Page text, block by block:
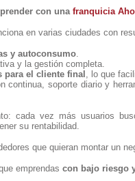
con una franquicia
en varias ciudades con
y autoconsumo.
y la gestión completa.
para el cliente final , lo que
continua, soporte diario y
cada vez más usuarios
su rentabilidad.
que quieran montar un
emprendas con bajo riesgo